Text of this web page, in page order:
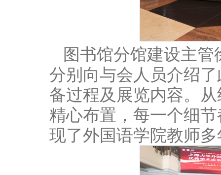
图书馆分馆建设主
分别向与会人员介绍
备过程及展览内容。
精心布置，每一个细
现了外国语学院教师